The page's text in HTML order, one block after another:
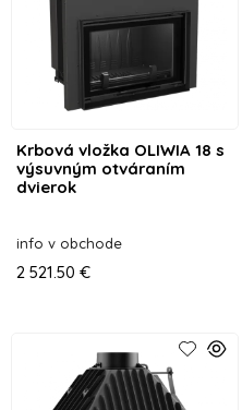
Krbová vložka OLIWIA 18 s
výsuvným otváraním
dvierok
info v obchode
2 521.50 €